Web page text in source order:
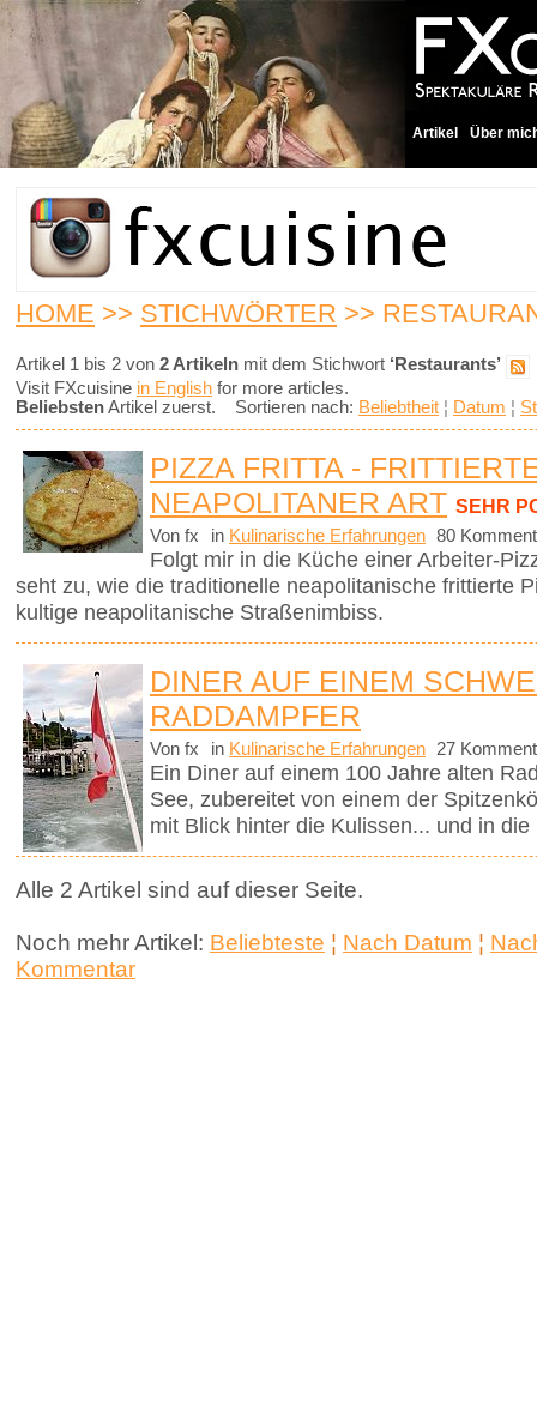
Artikel Über
HOME >> STICHWÖRTER >>
Artikel 1 bis 2 von 2 Artikeln mit dem Stichwort ‘Restaurants’
Visit FXcuisine in English for more articles.
BeliebstenArtikel zuerst. Sortieren nach: Beliebtheit ¦ Datum ¦
PIZZA FRITTA -
NEAPOLITANER ART SEHR
Von fx in Kulinarische Erfahrungen 80
Folgt mir in die Küche einer Arbeiter-
seht zu, wie die traditionelle neapolitanische frittierte
kultige neapolitanische Straßenimbiss.
DINER AUF EINEM
RADDAMPFER
Von fx in Kulinarische Erfahrungen 27
Ein Diner auf einem 100 Jahre alten
See, zubereitet von einem der
mit Blick hinter die Kulissen... und in die
Alle 2 Artikel sind auf dieser Seite.
Noch mehr Artikel: Beliebteste ¦ Nach Datum ¦
Kommentar